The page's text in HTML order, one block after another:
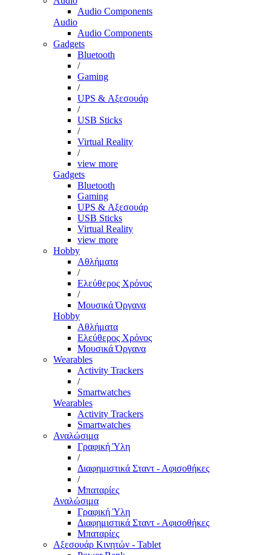
Audio Components
Audio
Audio Components
Gadgets
Bluetooth
/
Gaming
/
UPS & Αξεσουάρ
/
USB Sticks
/
Virtual Reality
/
view more
Gadgets
Bluetooth
Gaming
UPS & Αξεσουάρ
USB Sticks
Virtual Reality
view more
Hobby
Αθλήματα
/
Ελεύθερος Χρόνος
/
Μουσικά Όργανα
Hobby
Αθλήματα
Ελεύθερος Χρόνος
Μουσικά Όργανα
Wearables
Activity Trackers
/
Smartwatches
Wearables
Activity Trackers
Smartwatches
Αναλώσιμα
Γραφική Ύλη
/
Διαφημιστικά Σταντ - Αφισοθήκες
/
Μπαταρίες
Αναλώσιμα
Γραφική Ύλη
Διαφημιστικά Σταντ - Αφισοθήκες
Μπαταρίες
Αξεσουάρ Κινητών - Tablet